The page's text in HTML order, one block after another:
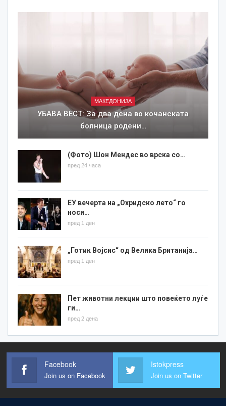
МАКЕДОНИЈА
УБАВА ВЕСТ: За два дена во кочанската
болница родени…
(Фото) Шон Мендес во врска со…
пред 24 часа
ЕУ вечерта на „Охридско лето“ го
носи…
пред 1 ден
„Готик Војсис“ од Велика Британија…
пред 1 ден
Пет животни лекции што повеќето луѓе
ги…
пред 2 дена
Facebook
Join us on Facebook
Istokpress
Join us on Twitter